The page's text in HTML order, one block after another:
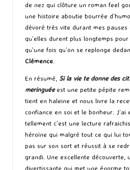
de nez qui clôture un roman feel
une histoire aboutie bourrée
dévoré très vite durant mes pauses
qu’elles durent plus longtemps
qu’une fois qu’on se replonge
Clémence.
En résumé, Si la vie te donne des
meringuéeest une petite pépite
tient en haleine et nous livre la
confiance en soi et le bonheur. J’ai
tellement c’est une lecture
héroïne qui malgré tout ce qui lui
pas sur son sort et réussit à se
grandi. Une excellente découverte,
divertissante qui met une énorme